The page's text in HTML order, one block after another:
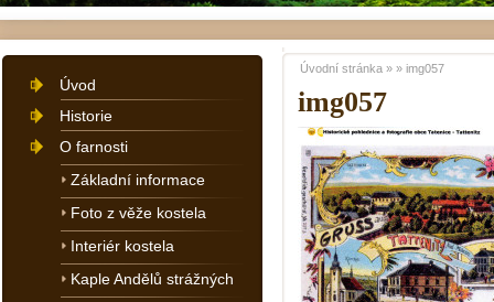
img057
Úvodní stránka » » img057
Úvod
Historie
O farnosti
Základní informace
Foto z věže kostela
Interiér kostela
Kaple Andělů strážných